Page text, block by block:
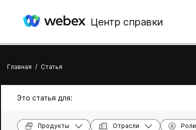
Центр справки
Главная / Статья
Это статья для:
Продукты Отрасли Роли